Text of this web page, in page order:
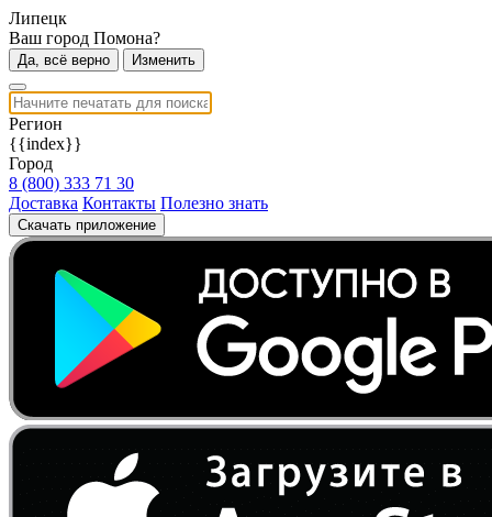
Липецк
Ваш город Помона?
Да, всё верно Изменить
Регион
{{index}}
Город
8 (800) 333 71 30
Доставка Контакты Полезно знать
Скачать приложение